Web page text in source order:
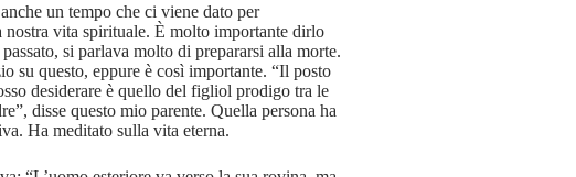
un tempo che ci viene dato per
nostra vita spirituale. È molto importante dirlo
si parlava molto di prepararsi alla morte.
su questo, eppure è così importante. “Il posto
desiderare è quello del figliol prodigo tra le
disse questo mio parente. Quella persona ha
Ha meditato sulla vita eterna.